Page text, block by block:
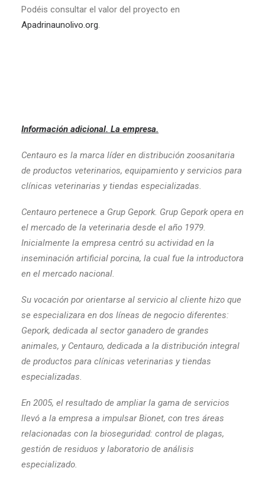
Podéis consultar el valor del proyecto en
Apadrinaunolivo.org.
Información adicional. La empresa.
Centauro es la marca líder en distribución zoosanitaria
de productos veterinarios, equipamiento y servicios para
clínicas veterinarias y tiendas especializadas.
Centauro pertenece a Grup Gepork. Grup Gepork opera en
el mercado de la veterinaria desde el año 1979.
Inicialmente la empresa centró su actividad en la
inseminación artificial porcina, la cual fue la introductora
en el mercado nacional.
Su vocación por orientarse al servicio al cliente hizo que
se especializara en dos líneas de negocio diferentes:
Gepork, dedicada al sector ganadero de grandes
animales, y Centauro, dedicada a la distribución integral
de productos para clínicas veterinarias y tiendas
especializadas.
En 2005, el resultado de ampliar la gama de servicios
llevó a la empresa a impulsar Bionet, con tres áreas
relacionadas con la bioseguridad: control de plagas,
gestión de residuos y laboratorio de análisis
especializado.